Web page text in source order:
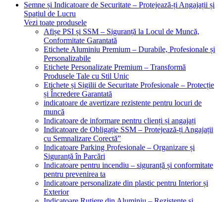
Semne și Indicatoare de Securitate – Protejează-ți Angajații și
Spațiul de Lucru
Vezi toate produsele
Afișe PSI și SSM – Siguranță la Locul de Muncă,
Conformitate Garantată
Etichete Aluminiu Premium – Durabile, Profesionale și
Personalizabile
Etichete Personalizate Premium – Transformă
Produsele Tale cu Stil Unic
Etichete și Sigilii de Securitate Profesionale – Protecție
și Încredere Garantată
indicatoare de avertizare rezistente pentru locuri de
muncă
Indicatoare de informare pentru clienți și angajați
Indicatoare de Obligație SSM – Protejează-ți Angajații
cu Semnalizare Corectă”
Indicatoare Parking Profesionale – Organizare și
Siguranță în Parcări
Indicatoare pentru incendiu – siguranță și conformitate
pentru prevenirea ta
Indicatoare personalizate din plastic pentru Interior și
Exterior